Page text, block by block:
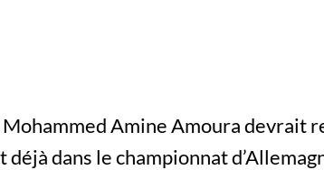
Amine Amoura devrait
dans le championnat